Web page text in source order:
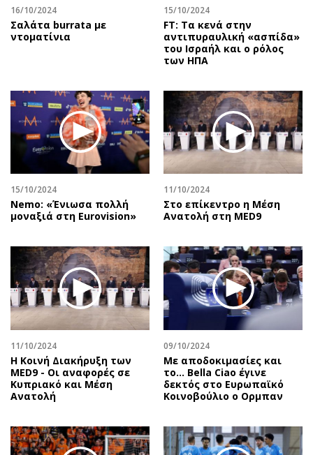
16/10/2024
Σαλάτα burrata με
ντοματίνια
15/10/2024
FT: Tα κενά στην
αντιπυραυλική «ασπίδα»
του Ισραήλ και ο ρόλος
των ΗΠΑ
15/10/2024
Nemo: «Ένιωσα πολλή
μοναξιά στη Eurovision»
11/10/2024
Στο επίκεντρο η Μέση
Ανατολή στη MED9
11/10/2024
Η Κοινή Διακήρυξη των
MED9 - Οι αναφορές σε
Κυπριακό και Μέση
Ανατολή
09/10/2024
Με αποδοκιμασίες και
το… Bella Ciao έγινε
δεκτός στο Ευρωπαϊκό
Κοινοβούλιο ο Ορμπαν